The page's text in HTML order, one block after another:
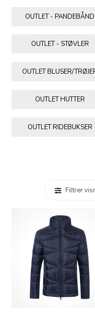
OUTLET - PANDEBÅND
OUTLET - STØVLER
OUTLET BLUSER/
OUTLET HUTTER
OUTLET RIDEBUKSER
Filtrer